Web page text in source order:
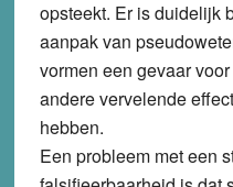
opsteekt. Er is duidelijk
aanpak van
vormen een gevaar
andere vervelende
hebben.
Een probleem met een